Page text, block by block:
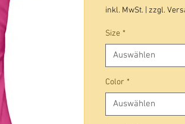
inkl. MwSt. zzgl.
Size *
Auswählen
Color *
Auswählen